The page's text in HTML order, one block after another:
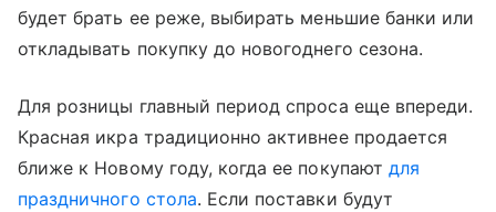
будет брать ее реже, выбирать меньшие банки или
откладывать покупку до новогоднего сезона.
Для розницы главный период спроса еще впереди.
Красная икра традиционно активнее продается
ближе к Новому году, когда ее покупают для
праздничного стола. Если поставки будут